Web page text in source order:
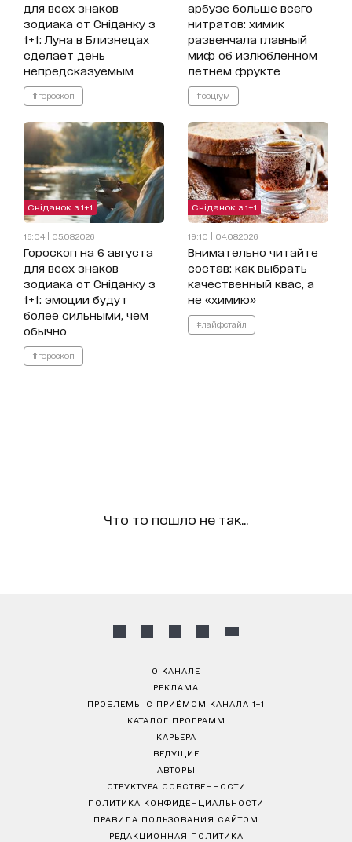
для всех знаков
зодиака от Сніданку з
1+1: Луна в Близнецах
сделает день
непредсказуемым
#гороскоп
арбузе больше всего
нитратов: химик
развенчала главный
миф об излюбленном
летнем фрукте
#соціум
Сніданок з 1+1
16:04 | 05.08.2026
Гороскоп на 6 августа
для всех знаков
зодиака от Сніданку з
1+1: эмоции будут
более сильными, чем
обычно
#гороскоп
Сніданок з 1+1
19:10 | 04.08.2026
Внимательно читайте
состав: как выбрать
качественный квас, а
не «химию»
#лайфстайл
Что то пошло не так...
О КАНАЛЕ
РЕКЛАМА
ПРОБЛЕМЫ С ПРИЁМОМ КАНАЛА 1+1
КАТАЛОГ ПРОГРАММ
КАРЬЕРА
ВЕДУЩИЕ
АВТОРЫ
СТРУКТУРА СОБСТВЕННОСТИ
ПОЛИТИКА КОНФИДЕНЦИАЛЬНОСТИ
ПРАВИЛА ПОЛЬЗОВАНИЯ САЙТОМ
РЕДАКЦИОННАЯ ПОЛИТИКА